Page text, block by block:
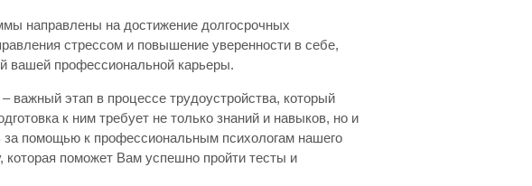
направлены на достижение долгосрочных
стрессом и повышение уверенности в себе,
вашей профессиональной карьеры.
– важный этап в процессе трудоустройства, который
к ним требует не только знаний и навыков, но и
за помощью к профессиональным психологам нашего
поможет Вам успешно пройти тесты и